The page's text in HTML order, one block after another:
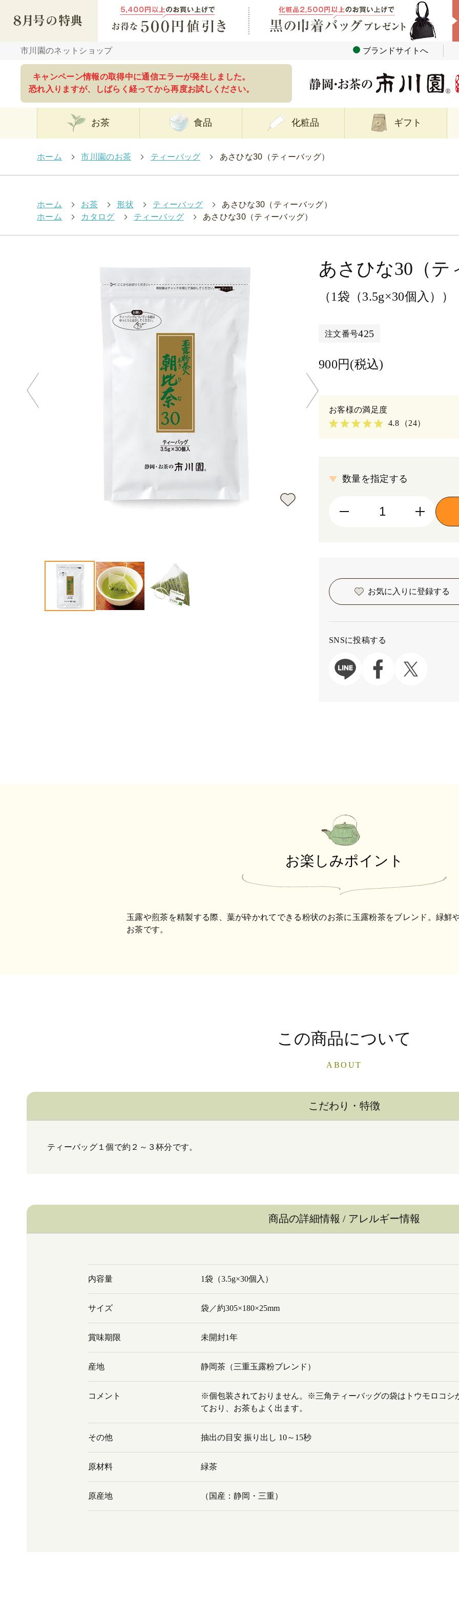
市川園のネットショップ ブランドサイトへ
キャンペーン情報の取得中に通信エラーが発生しました。
恐れ入りますが、しばらく経ってから再度お試しください。
お茶 食品 化粧品 ギフト
ホーム > 市川園のお茶 > ティーバッグ > あさひな30（ティーバッグ）
ホーム > お茶 > 形状 > ティーバッグ >
あさひな30（ティーバッグ）
ホーム
> カタログ > ティーバッグ > あさひな30（ティーバッグ）
あさひな30（テ
（1袋（3.5g×30個入））
注文番号425
900円(税込)
4.8 （24）
数量を指定する
お気に入りに登録する
SNSに投稿する
お楽しみポイント
玉露や煎茶を精製する際、葉が砕かれてできる粉状のお茶に玉露粉茶をブレンド。緑鮮
お茶です。
この商品について
ABOUT
こだわり・特徴
ティーバッグ１個で約２～３杯分です。
商品の詳細情報 / アレルギー情報
内容量 1袋（3.5g×30個入）
サイズ 袋／約305×180×25mm
賞味期限 未開封1年
産地 静岡茶（三重玉露粉ブレンド）
コメント
※個包装されておりません。※三角ティーバッグの袋はトウモロコシ
ており、お茶もよく出ます。
その他 抽出の目安 振り出し 10～15秒
原材料 緑茶
原産地 （国産：静岡・三重）